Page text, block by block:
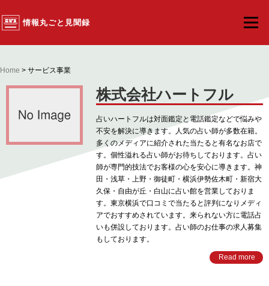
情報丸ごと見聞録 メニュー
Home > サービス事業
株式会社ハートフル
占いハートフルは対面鑑定と電話鑑定などで悩みや
不安を解決に導きます。人気の占い師が多数在籍。
多くのメディアに紹介された当たると有名なお店で
す。個性溢れる占い師がお待ちしております。占い
師が専門的技法でお客様の心を安心に導きます。神
田・浅草・上野・御徒町・横浜伊勢佐木町・新宿大
久保・自由が丘・白山に占い館を営業しておりま
す。東京横浜で口コミで当たると評判になりメディ
アでおすすめされています。来られない方に電話占
いも併設しております。占い師のお仕事の求人募集
もしております。
Read more